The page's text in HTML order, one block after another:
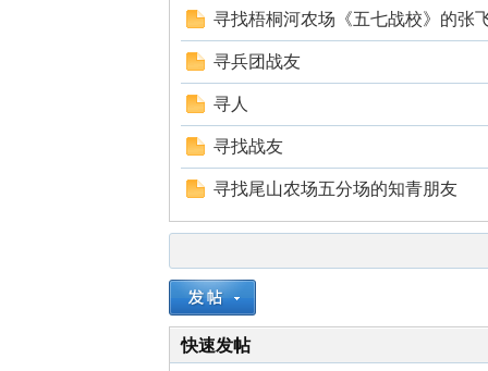
寻找梧桐河农场《五七战校》的张
寻兵团战友
寻人
寻找战友
寻找尾山农场五分场的知青朋友
快速发帖